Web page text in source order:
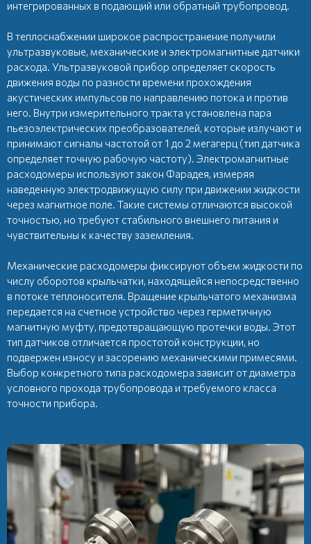
интегрированных в подающий или обратный трубопровод.
В теплоснабжении широкое распространение получили
ультразвуковые, механические и электромагнитные датчики
расхода. Ультразвуковой прибор определяет скорость
движения воды по разности времени прохождения
акустических импульсов по направлению потока и против
него. Внутри измерительного тракта установлена пара
пьезоэлектрических преобразователей, которые излучают и
принимают сигналы частотой от 1 до 2 мегагерц (тип датчика
определяет точную рабочую частоту). Электромагнитные
расходомеры используют закон Фарадея, измеряя
наведенную электродвижущую силу при движении жидкости
через магнитное поле. Такие системы отличаются высокой
точностью, но требуют стабильного внешнего питания и
чувствительны к качеству заземления.
Механические расходомеры фиксируют объем жидкости по
числу оборотов крыльчатки, находящейся непосредственно
в потоке теплоносителя. Вращение крыльчатого механизма
передается на счетное устройство через герметичную
магнитную муфту, предотвращающую протечки воды. Этот
тип датчиков отличается простотой конструкции, но
подвержен износу и засорению механическими примесями.
Выбор конкретного типа расходомера зависит от диаметра
условного прохода трубопровода и требуемого класса
точности прибора.